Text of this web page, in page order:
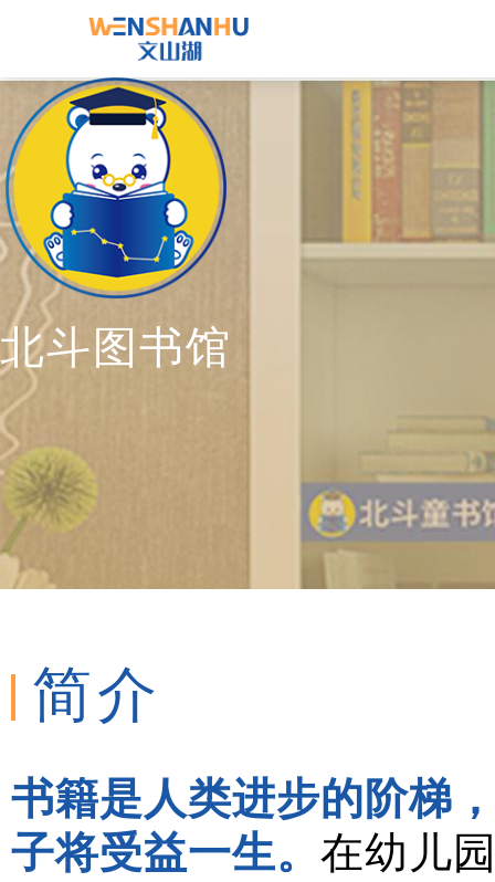
北斗图书馆
简介
书籍是人类进步的阶梯
子将受益一生。 在幼儿